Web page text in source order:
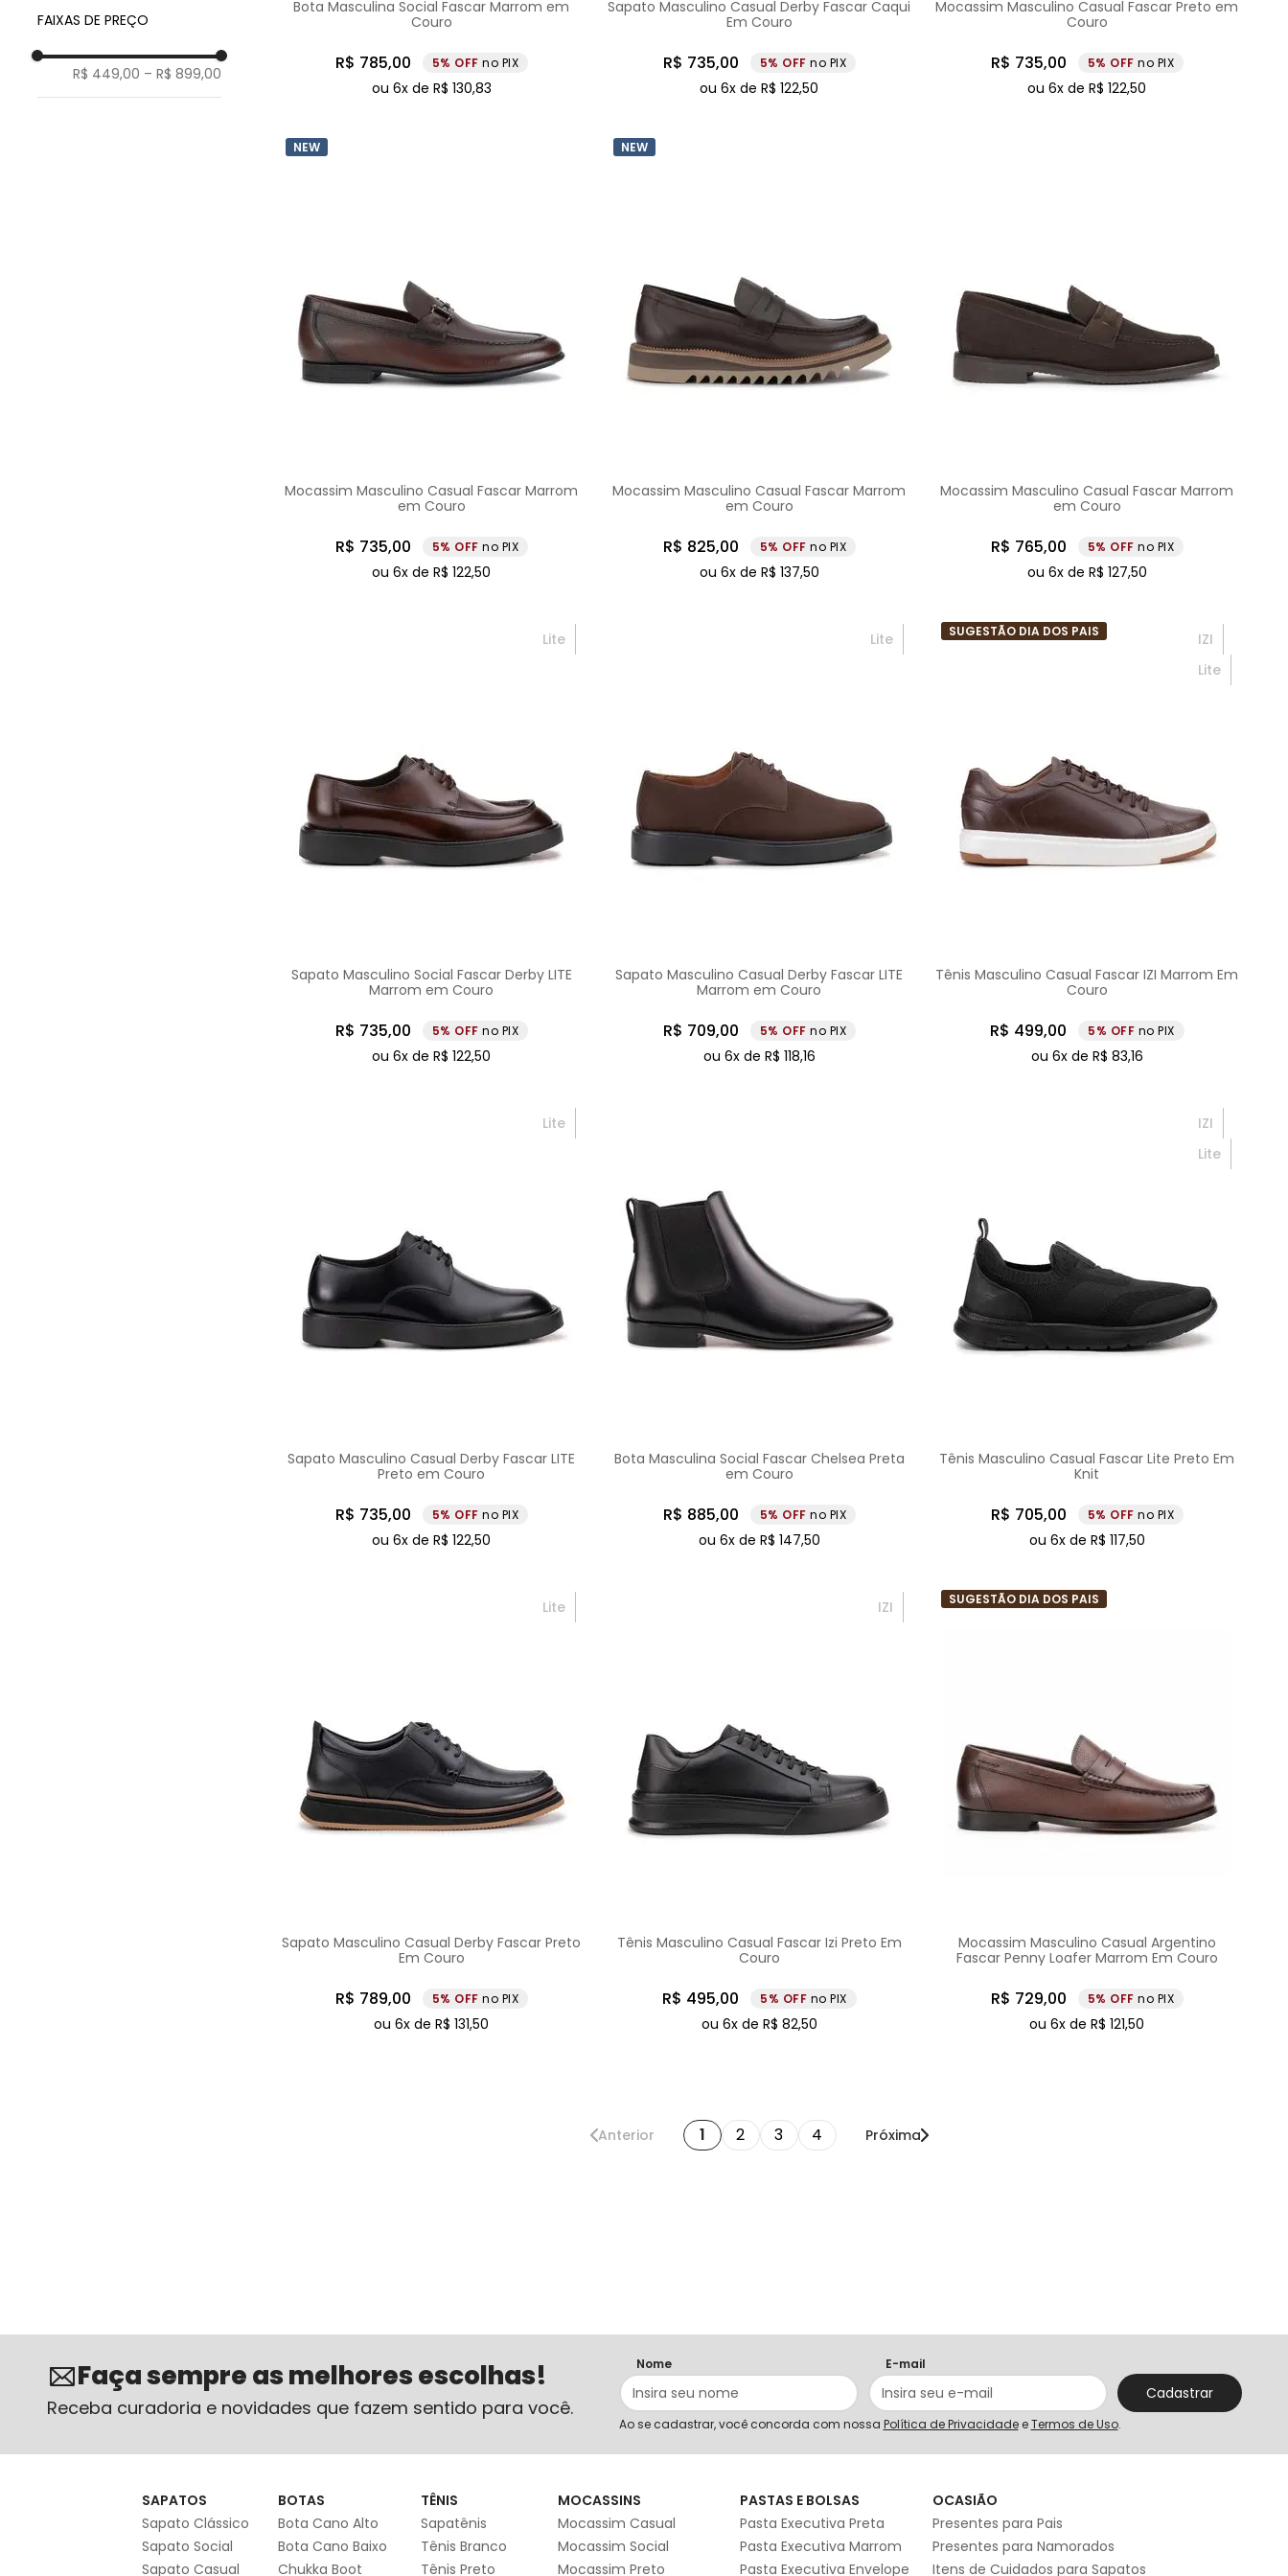
41
42
Solado Blaqueado
Cano Alto
Chukka Boot
FAIXAS DE PREÇO
R$ 449,00 – R$ 899,00
Bota Masculina Social Fascar Marrom em
Couro
R$ 785,00 5% no PIX
ou 6x de R$ 130,83
Sapato Masculino Casual Derby Fascar Caqui
Em Couro
R$ 735,00 5% no PIX
ou6x deR$ 122,50
Mocassim Masculino Casual Fascar Preto em
Couro
R$ 735,00 5% no PIX
ou6x deR$ 122,50
NEW
Mocassim Masculino Casual Fascar Marrom
em Couro
R$ 735,00 5% no PIX
ou6x deR$ 122,50
NEW
Mocassim Masculino Casual Fascar Marrom
em Couro
R$ 825,00 5% no PIX
ou 6x de R$ 137,50
Mocassim Masculino Casual Fascar Marrom
em Couro
R$ 765,00 5% no PIX
ou 6x de R$ 127,50
Lite
Sapato Masculino Social Fascar Derby LITE
Marrom em Couro
R$ 735,00 5% no PIX
ou6x deR$ 122,50
Lite
Sapato Masculino Casual Derby Fascar LITE
Marrom em Couro
R$ 709,00 5% no PIX
ou 6x de R$ 118,16
IZI
Lite
SUGESTÃO DIA DOS PAIS
Tênis Masculino Casual Fascar IZI Marrom Em
Couro
R$ 499,00 5% no PIX
ou 6x de R$ 83,16
Lite
Sapato Masculino Casual Derby Fascar LITE
Preto em Couro
R$ 735,00 5% no PIX
ou6x deR$ 122,50
Bota Masculina Social Fascar Chelsea Preta
em Couro
R$ 885,00 5% no PIX
ou 6x de R$ 147,50
IZI
Lite
Tênis Masculino Casual Fascar Lite Preto Em
Knit
R$ 705,00 5% no PIX
ou 6x de R$ 117,50
Lite
Sapato Masculino Casual Derby Fascar Preto
Em Couro
R$ 789,00 5% no PIX
ou6x deR$ 131,50
IZI
Tênis Masculino Casual Fascar Izi Preto Em
Couro
R$ 495,00 5% no PIX
ou 6x de R$ 82,50
SUGESTÃO DIA DOS PAIS
Mocassim Masculino Casual Argentino
Fascar Penny Loafer Marrom Em Couro
R$ 729,00 5% no PIX
ou6x deR$ 121,50
Anterior 1 2 3 4 Próxima
Faça sempre as melhores escolhas!
Receba curadoria e novidades que fazem sentido para você.
Nome E-mail
Cadastrar
Ao se cadastrar, você concorda com nossa Política de Privacidadee Termos de Uso.
SAPATOS
Sapato Clássico
Sapato Social
Sapato Casual
BOTAS
Bota Cano Alto
Bota Cano Baixo
Chukka Boot
TÊNIS
Sapatênis
Tênis Branco
Tênis Preto
MOCASSINS
Mocassim Casual
Mocassim Social
Mocassim Preto
PASTAS E BOLSAS
Pasta Executiva Preta
Pasta Executiva Marrom
Pasta Executiva Envelope
OCASIÃO
Presentes para Pais
Presentes para Namorados
Itens de Cuidados para Sapatos